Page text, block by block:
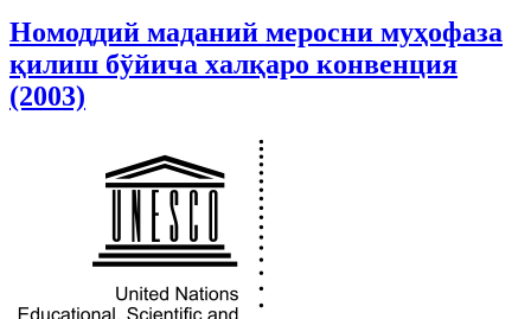
Номоддий маданий меросни муҳофаза
қилиш бўйича халқаро конвенция
(2003)